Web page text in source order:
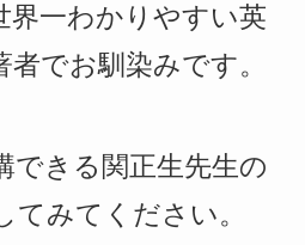
界一わかりやすい英
でお馴染みです。
できる関正生先生の
てみてください。